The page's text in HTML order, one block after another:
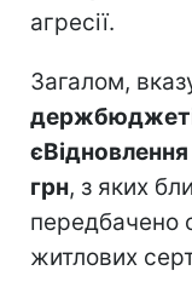
агресії.
Загалом,
держбюджеті
грн, з яких
передбачено
житлових